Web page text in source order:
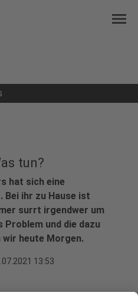
menu
tun?
hat sich eine
ihr zu Hause ist
surrt irgendwer um
Problem und die dazu
wir heute Morgen.
13:53